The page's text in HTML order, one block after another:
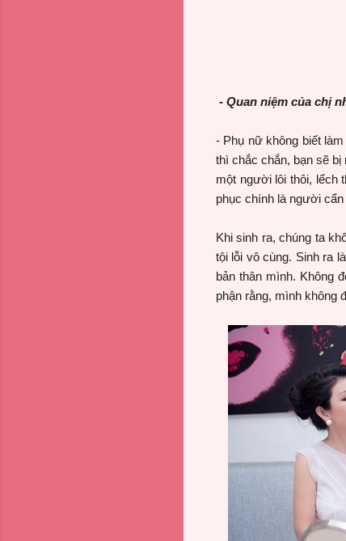
- Quan niệm của chị
- Phụ nữ không biết
thì chắc chắn, bạn sẽ
một người lôi thôi, lếch
phục chính là người
Khi sinh ra, chúng ta
tội lỗi vô cùng. Sinh ra
bản thân mình. Không
phận rằng, mình